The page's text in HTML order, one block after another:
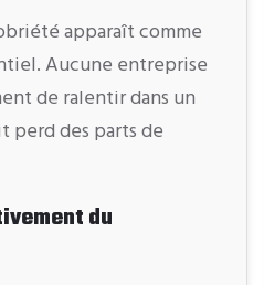
apparaît comme
Aucune entreprise
de ralentir dans un
perd des parts de
du